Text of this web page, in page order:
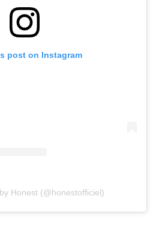
post on Instagram
Honest (@honestofficiel)